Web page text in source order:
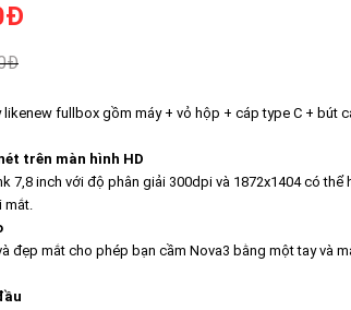
Đ
Đ
likenew fullbox gồm máy + vỏ hộp + cáp type C + bút
trên màn hình HD
7,8 inch với độ phân giải 300dpi và 1872x1404 có thể
mắt.
đẹp mắt cho phép bạn cầm Nova3 bằng một tay và